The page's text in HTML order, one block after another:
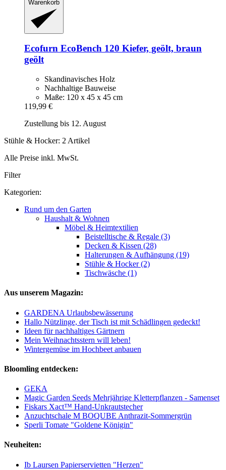
Warenkorb
Ecofurn EcoBench 120 Kiefer, geölt, braun
geölt
Skandinavisches Holz
Nachhaltige Bauweise
Maße: 120 x 45 x 45 cm
119,99 €
Zustellung bis 12. August
Stühle & Hocker: 2 Artikel
Alle Preise inkl. MwSt.
Filter
Kategorien:
Rund um den Garten
Haushalt & Wohnen
Möbel & Heimtextilien
Beistelltische & Regale (3)
Decken & Kissen (28)
Halterungen & Aufhängung (19)
Stühle & Hocker (2)
Tischwäsche (1)
Aus unserem Magazin:
GARDENA Urlaubsbewässerung
Hallo Nützlinge, der Tisch ist mit Schädlingen gedeckt!
Ideen für nachhaltiges Gärtnern
Mein Weihnachtsstern will leben!
Wintergemüse im Hochbeet anbauen
Bloomling entdecken:
GEKA
Magic Garden Seeds Mehrjährige Kletterpflanzen - Samenset
Fiskars Xact™ Hand-Unkrautstecher
Anzuchtschale M BOQUBE Anthrazit-Sommergrün
Sperli Tomate "Goldene Königin"
Neuheiten:
Ib Laursen Papierservietten "Herzen"